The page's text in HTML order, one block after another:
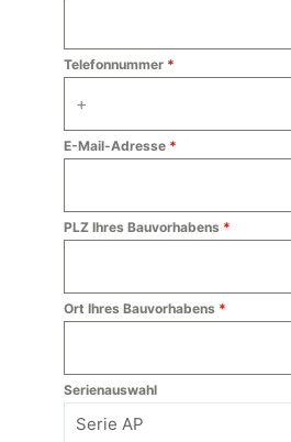
Telefonnummer *
E-Mail-Adresse *
PLZ Ihres Bauvorhabens *
Ort Ihres Bauvorhabens *
Serienauswahl